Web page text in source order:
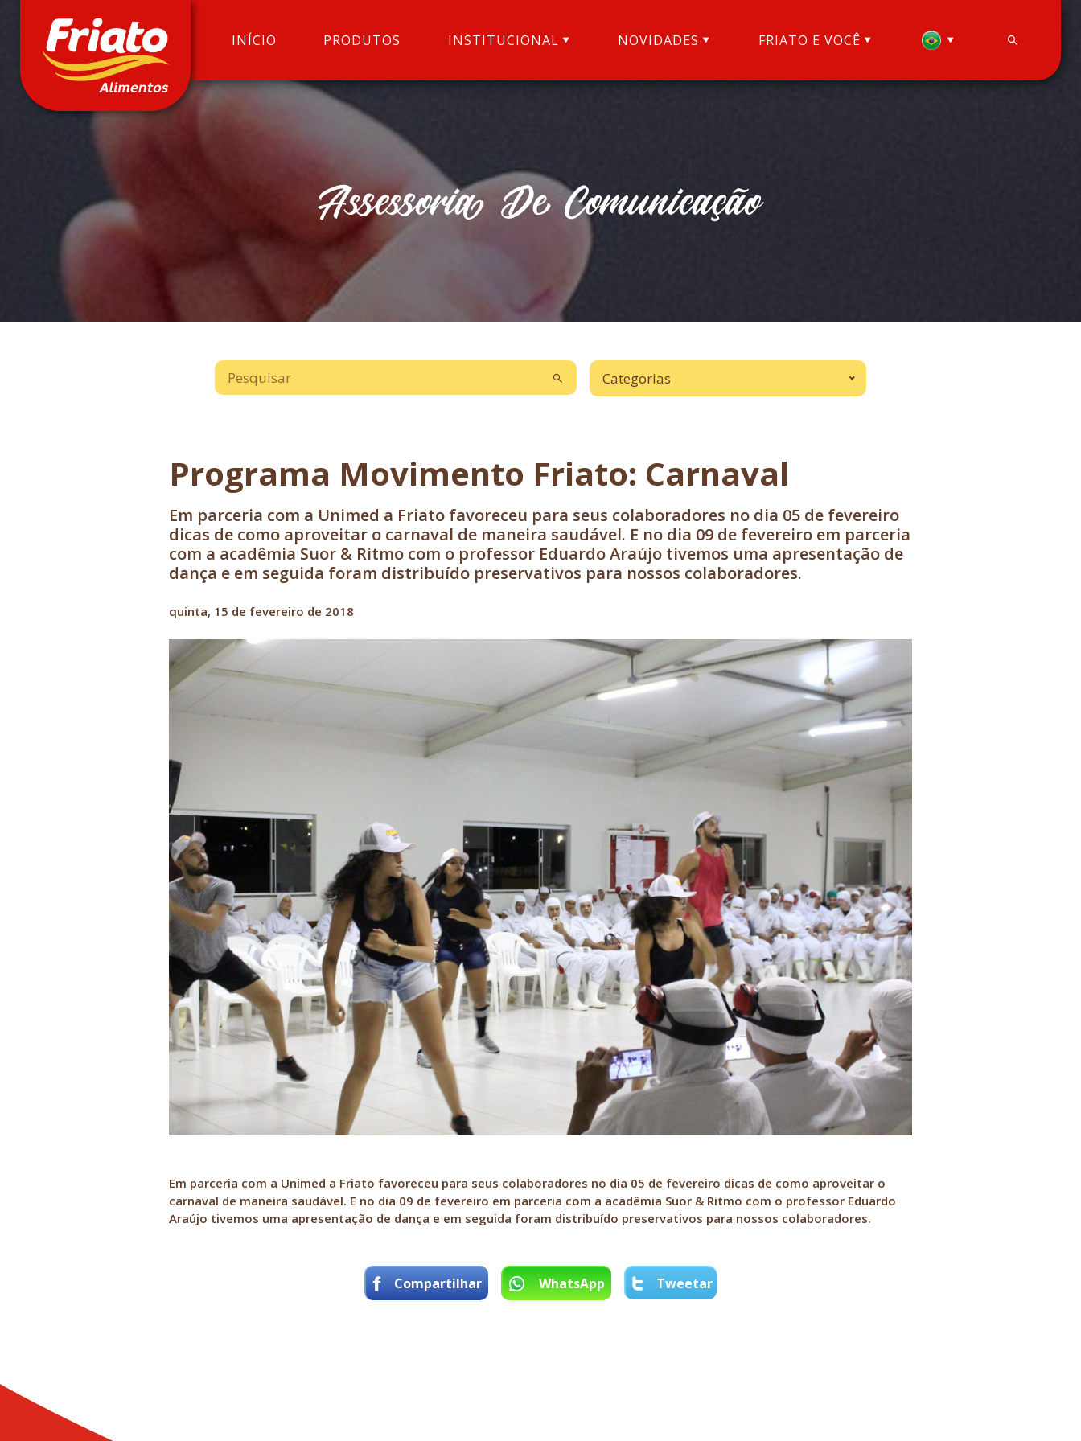
INÍCIO PRODUTOS INSTITUCIONAL NOVIDADES FRIATO E VOCÊ
Assessoria De Comunicação
Categorias
Programa Movimento Friato: Carnaval
Em parceria com a Unimed a Friato favoreceu para seus colaboradores no dia 05 de fevereiro
dicas de como aproveitar o carnaval de maneira saudável. E no dia 09 de fevereiro em parceria
com a acadêmia Suor & Ritmo com o professor Eduardo Araújo tivemos uma apresentação de
dança e em seguida foram distribuído preservativos para nossos colaboradores.
quinta, 15 de fevereiro de 2018
Em parceria com a Unimed a Friato favoreceu para seus colaboradores no dia 05 de fevereiro dicas de como aproveitar o
carnaval de maneira saudável. E no dia 09 de fevereiro em parceria com a acadêmia Suor & Ritmo com o professor Eduardo
Araújo tivemos uma apresentação de dança e em seguida foram distribuído preservativos para nossos colaboradores.
Compartilhar WhatsApp Tweetar